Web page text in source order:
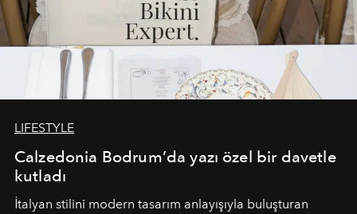
LIFESTYLE
Calzedonia Bodrum’da yazı özel bir davetle
kutladı
İtalyan stilini modern tasarım anlayışıyla buluşturan